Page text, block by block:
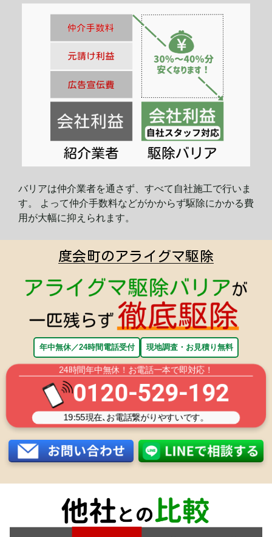
バリアは仲介業者を通さず、すべて自社施工で行いま
す。 よって仲介手数料などがかからず駆除にかかる費
用が大幅に抑えられます。
度会町のアライグマ駆除
年中無休／24時間電話受付 現地調査・お見積り無料
24時間年中無休！お電話一本で即対応！
0120-529-192
19:55現在､お電話繋がりやすいです。